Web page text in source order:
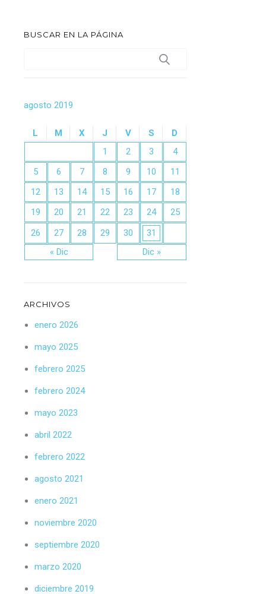
BUSCAR EN LA PÁGINA
agosto 2019
L M X J V S D
« Dic Dic »
1 2 3
4
5
6 7 8 9 10
11
12
13 14 15 16 17
18
19
20 21 22 23 24
25
26
27 28 29 30 31
ARCHIVOS
enero 2026
mayo 2025
febrero 2025
febrero 2024
mayo 2023
abril 2022
febrero 2022
agosto 2021
enero 2021
noviembre 2020
septiembre 2020
marzo 2020
diciembre 2019